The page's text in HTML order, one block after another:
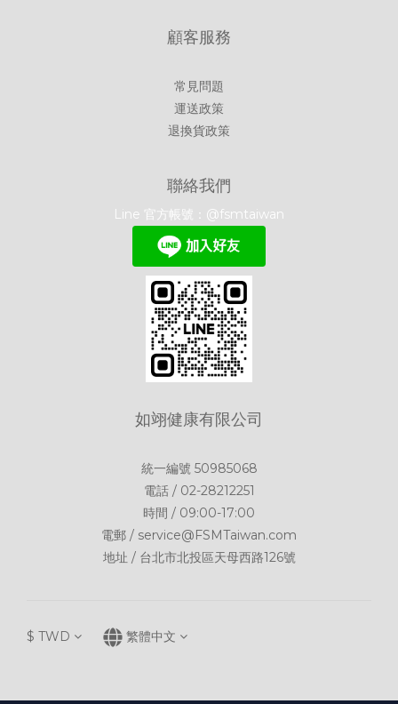
顧客服務
常見問題
運送政策
退換貨政策
聯絡我們
Line 官方帳號：@fsmtaiwan
如翊健康有限公司
統一編號 50985068
電話 / 02-28212251
時間 / 09:00-17:00
電郵 / service@FSMTaiwan.com
地址 / 台北市北投區天母西路126號
$ TWD 繁體中文